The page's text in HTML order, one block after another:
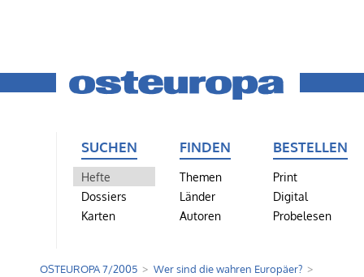
SUCHEN
Hefte
Dossiers
Karten
FINDEN
Themen
Länder
Autoren
BESTELLEN
Print
Digital
Probelesen
OSTEUROPA 7/2005 Wer sind die wahren Europäer?